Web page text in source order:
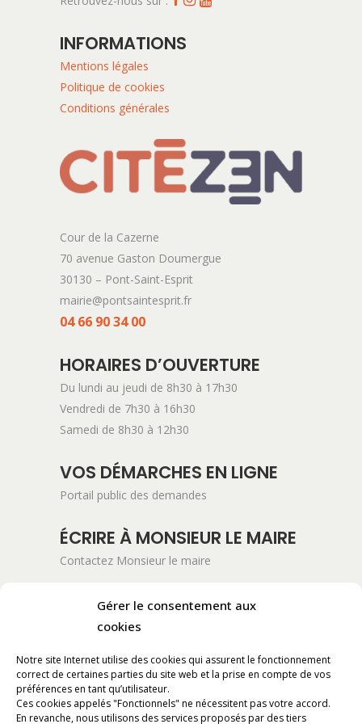
Gérer le consentement aux
cookies
Notre site Internet utilise des cookies qui assurent le fonctionnement
correct de certaines parties du site web et la prise en compte de vos
préférences en tant qu’utilisateur.
Ces cookies appelés "Fonctionnels" ne nécessitent pas votre accord.
En revanche, nous utilisons des services proposés par des tiers
INFORMATIONS
Mentions légales
Politique de cookies
Conditions générales
Cour de la Cazerne
70 avenue Gaston Doumergue
30130 – Pont-Saint-Esprit
mairie@pontsaintesprit.fr
04 66 90 34 00
HORAIRES D’OUVERTURE
Du lundi au jeudi de 8h30 à 17h30
Vendredi de 7h30 à 16h30
Samedi de 8h30 à 12h30
VOS DÉMARCHES EN LIGNE
Portail public des demandes
ÉCRIRE À MONSIEUR LE MAIRE
Contactez Monsieur le maire
ADRESSE POSTALE
Mairie de Pont-Saint-Esprit
BP 11061
30130 Pont-Saint-Esprit